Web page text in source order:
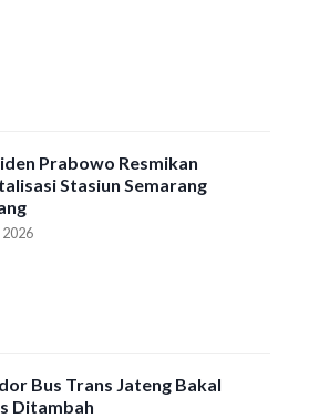
Prabowo Resmikan
Stasiun Semarang
2026
Bus Trans Jateng Bakal
Ditambah